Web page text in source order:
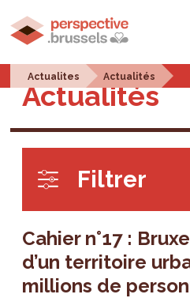
Actualites Actualités
Actualités
Filtrer
Cahier n°17 :
d’un territoire
millions de